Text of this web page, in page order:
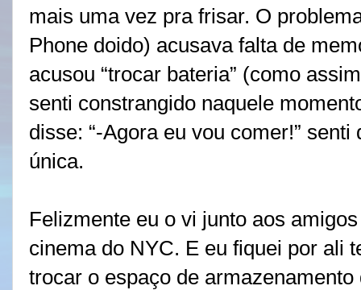
mais uma vez pra frisar. O
Phone doido) acusava falta de
acusou “trocar bateria” (como
senti constrangido naquele
disse: “-Agora eu vou comer!”
única.
Felizmente eu o vi junto aos
cinema do NYC. E eu fiquei por ali
trocar o espaço de